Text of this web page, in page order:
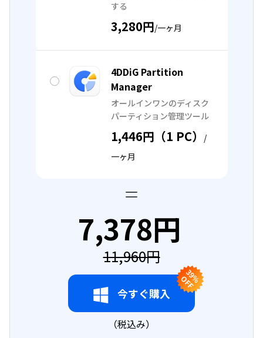
する
3,280円/一ヶ月
4DDiG Partition
Manager
オールインワンのディスク
パーティション管理ツール
1,446円（1 PC）
/
一ヶ月
7,378円
11,960円
3
9
% O
F
F
今すぐ購入
（税込み）